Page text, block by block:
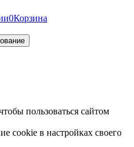
0Корзина
пользоваться сайтом
cookie в настройках своего